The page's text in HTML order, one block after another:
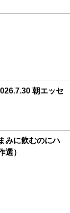
朝エッセ
みに飲むのにハ
選）